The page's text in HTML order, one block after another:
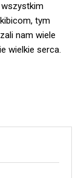
wszystkim
tym
nam wiele
wielkie serca.